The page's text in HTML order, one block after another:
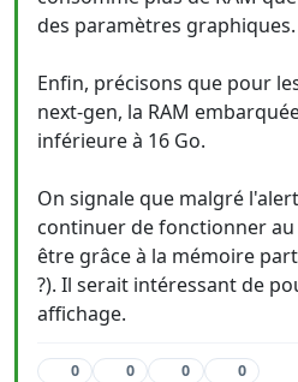
des paramètres graphiques.
Enfin, précisons que pour
next-gen, la RAM
inférieure à 16 Go.
On signale que malgré
continuer de fonctionner
être grâce à la mémoire
?). Il serait intéressant de
affichage.
0 0 0 0